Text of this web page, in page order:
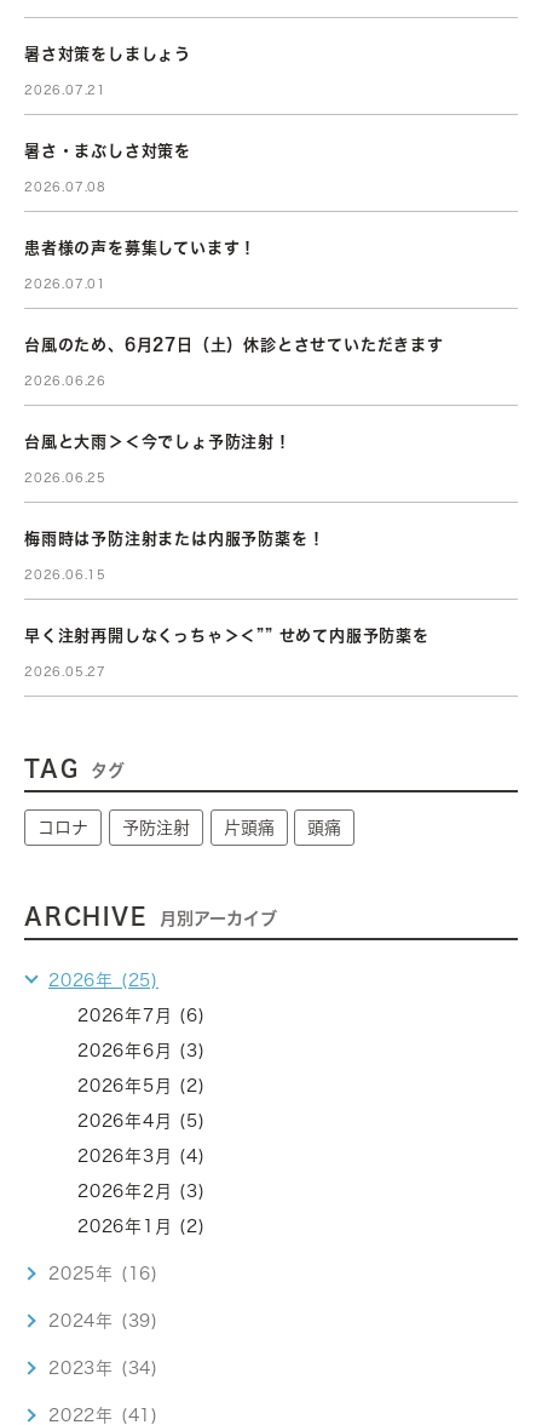
暑さ対策をしましょう
2026.07.21
暑さ・まぶしさ対策を
2026.07.08
患者様の声を募集しています！
2026.07.01
台風のため、6月27日（土）休診とさせていただきます
2026.06.26
台風と大雨＞＜今でしょ予防注射！
2026.06.25
梅雨時は予防注射または内服予防薬を！
2026.06.15
早く注射再開しなくっちゃ＞＜”” せめて内服予防薬を
2026.05.27
TAG タグ
コロナ 予防注射 片頭痛 頭痛
ARCHIVE 月別アーカイブ
2026年 (25)
2026年7月 (6)
2026年6月 (3)
2026年5月 (2)
2026年4月 (5)
2026年3月 (4)
2026年2月 (3)
2026年1月 (2)
2025年 (16)
2024年 (39)
2023年 (34)
2022年 (41)